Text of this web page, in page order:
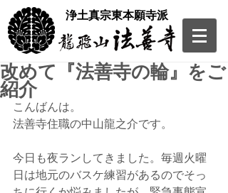
​浄土真宗東本願寺派
改めて『法善寺の輪』をご
紹介
こんばんは。
法善寺住職の中山龍之介です。
今日も夜ランしてきました。毎週火曜
日は地元のバスケ練習があるのでそっ